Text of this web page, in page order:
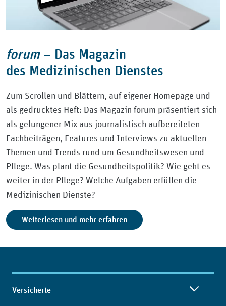
forum – Das Magazin
des Medizinischen Dienstes
Zum Scrollen und Blättern, auf eigener Homepage und
als gedrucktes Heft: Das Magazin forum präsentiert sich
als gelungener Mix aus journalistisch aufbereiteten
Fachbeiträgen, Features und Interviews zu aktuellen
Themen und Trends rund um Gesundheitswesen und
Pflege. Was plant die Gesundheitspolitik? Wie geht es
weiter in der Pflege? Welche Aufgaben erfüllen die
Medizinischen Dienste?
Weiterlesen und mehr erfahren
Inhaltsübersicht
Versicherte